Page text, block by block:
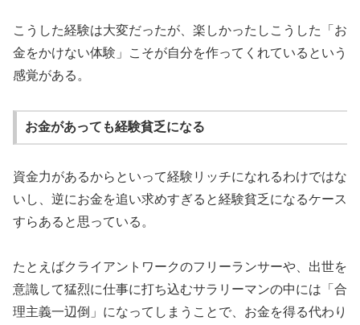
こうした経験は大変だったが、楽しかったしこうした「お
金をかけない体験」こそが自分を作ってくれているという
感覚がある。
お金があっても経験貧乏になる
資金力があるからといって経験リッチになれるわけではな
いし、逆にお金を追い求めすぎると経験貧乏になるケース
すらあると思っている。
たとえばクライアントワークのフリーランサーや、出世を
意識して猛烈に仕事に打ち込むサラリーマンの中には「合
理主義一辺倒」になってしまうことで、お金を得る代わり